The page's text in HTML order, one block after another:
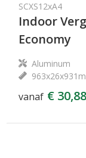
SCXS12xA4
Indoor
Economy
Aluminum
vanaf € 30,88